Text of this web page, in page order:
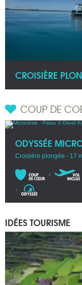
CROISIÈRE
COUP DE
ODYSSÉE
Croisière plongée - 17
IDÉES TOURISME